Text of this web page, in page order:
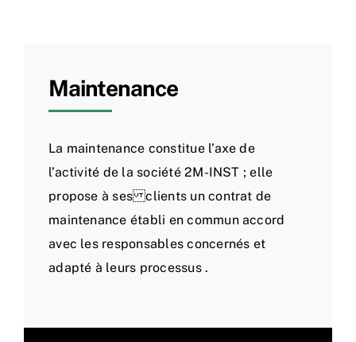
Maintenance
La maintenance constitue l’axe de
l’activité de la société 2M-INST ; elle
propose à ses clients un contrat de
maintenance établi en commun accord
avec les responsables concernés et
adapté à leurs processus .